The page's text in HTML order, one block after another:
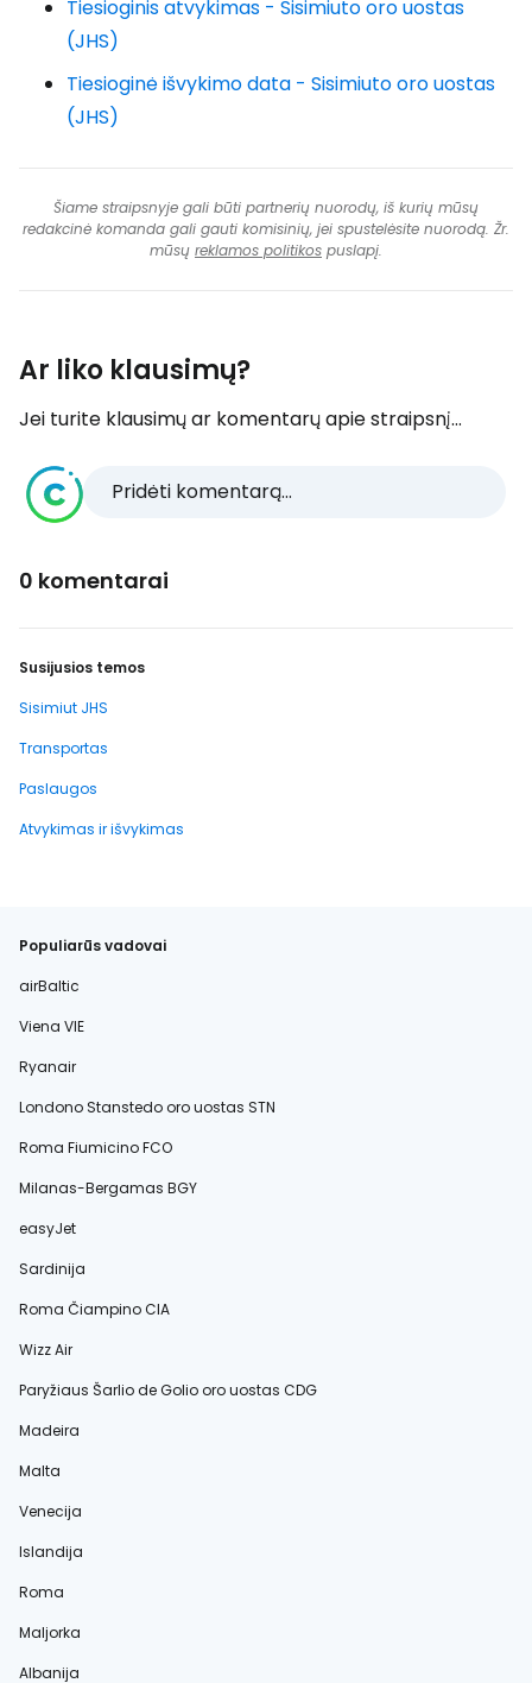
Tiesioginis atvykimas - Sisimiuto oro uostas
(JHS)
Tiesioginė išvykimo data - Sisimiuto oro uostas
(JHS)
Šiame straipsnyje gali būti partnerių nuorodų, iš kurių mūsų
redakcinė komanda gali gauti komisinių, jei spustelėsite nuorodą. Žr.
mūsų reklamos politikos puslapį.
Ar liko klausimų?
Jei turite klausimų ar komentarų apie straipsnį...
Pridėti komentarą...
0 komentarai
Susijusios temos
Sisimiut JHS
Transportas
Paslaugos
Atvykimas ir išvykimas
Populiarūs vadovai
airBaltic
Viena VIE
Ryanair
Londono Stanstedo oro uostas STN
Roma Fiumicino FCO
Milanas-Bergamas BGY
easyJet
Sardinija
Roma Čiampino CIA
Wizz Air
Paryžiaus Šarlio de Golio oro uostas CDG
Madeira
Malta
Venecija
Islandija
Roma
Maljorka
Albanija